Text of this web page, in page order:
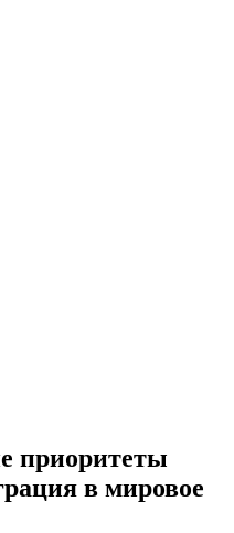
приоритеты
в мировое